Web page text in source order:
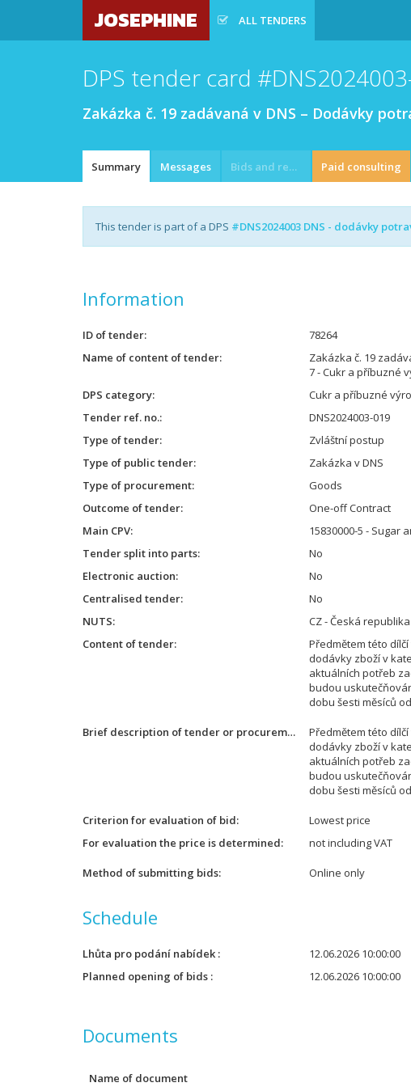
JOSEPHINE ALL TENDERS
DPS tender card
Zakázka č. 19 zadávaná v DNS – Dodávky
Summary Messages Bids and requests Paid consulting
This tender is part of a DPS #DNS2024003 DNS - dodávky
Information
ID of tender
78264
Name of content of tender
Zakázka č. 19
7 - Cukr a příbuzné
DPS category
Cukr a příbuzné
Tender ref. no.
DNS2024003-019
Type of tender
Zvláštní postup
Type of public tender
Zakázka v DNS
Type of procurement
Goods
Outcome of tender
One-off Contract
Main CPV
15830000-5 - Sugar
Tender split into parts
No
Electronic auction
No
Centralised tender
No
NUTS
CZ - Česká republika
Content of tender
Předmětem této
dodávky zboží v
aktuálních potřeb
budou
dobu šesti měsíců
Brief description of tender or procurement
Předmětem této
dodávky zboží v
aktuálních potřeb
budou
dobu šesti měsíců
Criterion for evaluation of bid
Lowest price
For evaluation the price is determined
not including VAT
Method of submitting bids Online only
Schedule
Lhůta pro podání nabídek
12.06.2026 10:00:00
Planned opening of bids
12.06.2026 10:00:00
Documents
Name of document